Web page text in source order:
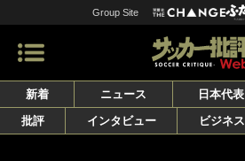
Group Site
新着 ニュース 日本代表
批評
インタビュー ビジネス